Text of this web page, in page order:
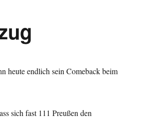
heute endlich sein Comeback beim
sich fast 111 Preußen den